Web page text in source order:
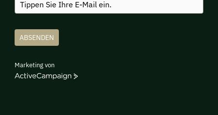
ABSENDEN
Marketing von
ActiveCampaign